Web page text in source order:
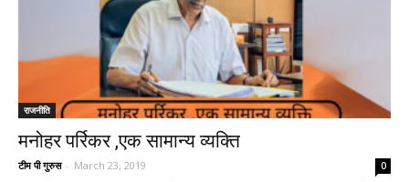
राजनीति
मनोहर पर्रिकर ,एक सामान्य व्यक्ति
टीम पी गुरुस - March 23, 2019 0